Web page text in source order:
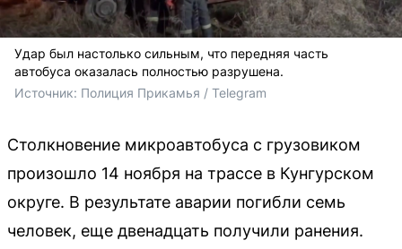
Удар был настолько сильным, что передняя часть
автобуса оказалась полностью разрушена.
Источник: Полиция Прикамья / Telegram
Столкновение микроавтобуса с грузовиком
произошло 14 ноября на трассе в Кунгурском
округе. В результате аварии погибли семь
человек, еще двенадцать получили ранения.